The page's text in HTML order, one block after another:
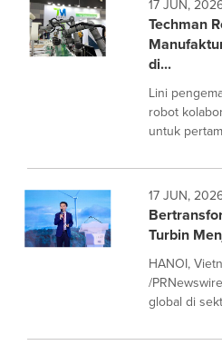
17 JUN,
Techman
di...
Lini
robot
untuk
17 JUN,
Turbin
HANOI,
/
global di